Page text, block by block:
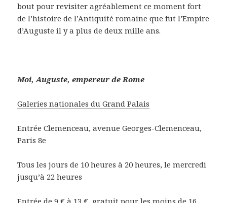
bout pour revisiter agréablement ce moment fort
de l’histoire de l’Antiquité romaine que fut l’Empire
d’Auguste il y a plus de deux mille ans.
Moi, Auguste, empereur de Rome
Galeries nationales du Grand Palais
Entrée Clemenceau, avenue Georges-Clemenceau,
Paris 8e
Tous les jours de 10 heures à 20 heures, le mercredi
jusqu’à 22 heures